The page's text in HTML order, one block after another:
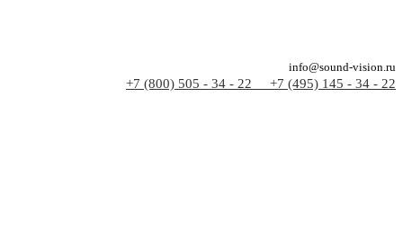
info@sound-vision.ru
+7 (800) 505 - 34 - 22 +7 (495) 145 - 34 - 22